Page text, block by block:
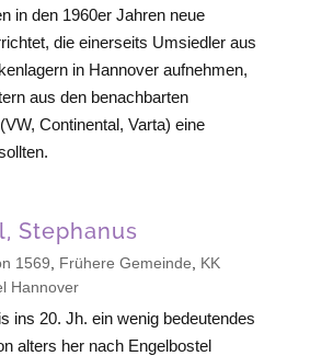
in den 1960er Jahren neue
die einerseits Umsiedler aus
in Hannover aufnehmen,
aus den benachbarten
Continental, Varta) eine
Stephanus
1569 Frühere Gemeinde
KK
Hannover
ins 20. Jh. ein wenig bedeutendes
alters her nach Engelbostel